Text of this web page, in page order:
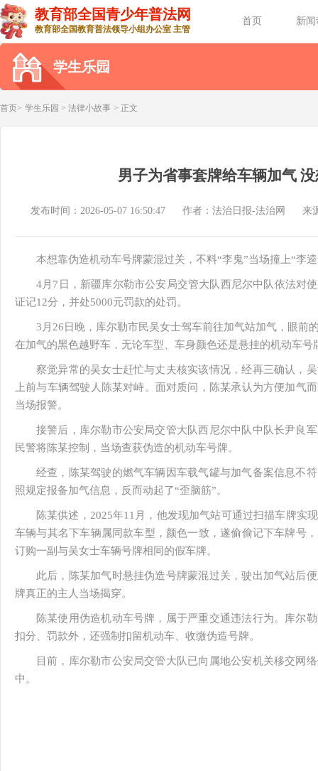
教育部全国青少年普法网
教育部全国教育普法领导小组办公室 主管
首页 新
学生乐园
首页> 学生乐园 > 法律小故事 > 正文
男子为省事套牌给车辆加气
发布时间：2026-05-07 16:50:47 作者：法治日报-法治网 来
本想靠伪造机动车号牌蒙混过关，不料“李鬼”当场撞上“李
4月7日，新疆库尔勒市公安局交管大队西尼尔中队依法对
证记12分，并处5000元罚款的处罚。
3月26日晚，库尔勒市民吴女士驾车前往加气站加气，眼前
在加气的黑色越野车，无论车型、车身颜色还是悬挂的机动车
察觉异常的吴女士赶忙与丈夫核实该情况，经再三确认，
上前与车辆驾驶人陈某对峙。面对质问，陈某承认为方便加气
当场报警。
接警后，库尔勒市公安局交管大队西尼尔中队中队长尹良
民警将陈某控制，当场查获伪造的机动车号牌。
经查，陈某驾驶的燃气车辆因车载气罐与加气备案信息不
照规定报备加气信息，反而动起了“歪脑筋”。
陈某供述，2025年11月，他发现加气站可通过扫描车牌实
车辆与其名下车辆属同款车型，颜色一致，遂偷偷记下车牌号
订购一副与吴女士车辆号牌相同的假车牌。
此后，陈某加气时悬挂伪造号牌蒙混过关，驶出加气站后
牌真正的主人当场揭穿。
陈某使用伪造机动车号牌，属于严重交通违法行为。库尔
扣分、罚款外，还强制扣留机动车、收缴伪造号牌。
目前，库尔勒市公安局交管大队已向属地公安机关移交网
中。